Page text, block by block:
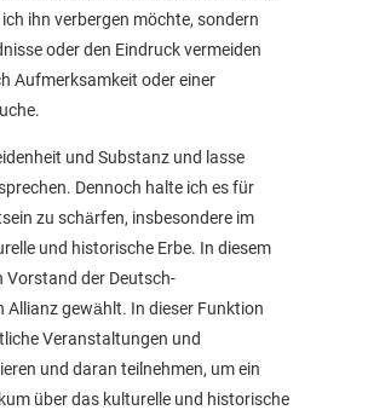
ihn verbergen möchte, sondern
oder den Eindruck vermeiden
Aufmerksamkeit oder einer
und Substanz und lasse
Dennoch halte ich es für
zu schärfen, insbesondere im
und historische Erbe. In diesem
Vorstand der Deutsch-
Allianz gewählt. In dieser Funktion
Veranstaltungen und
und daran teilnehmen, um ein
über das kulturelle und historische